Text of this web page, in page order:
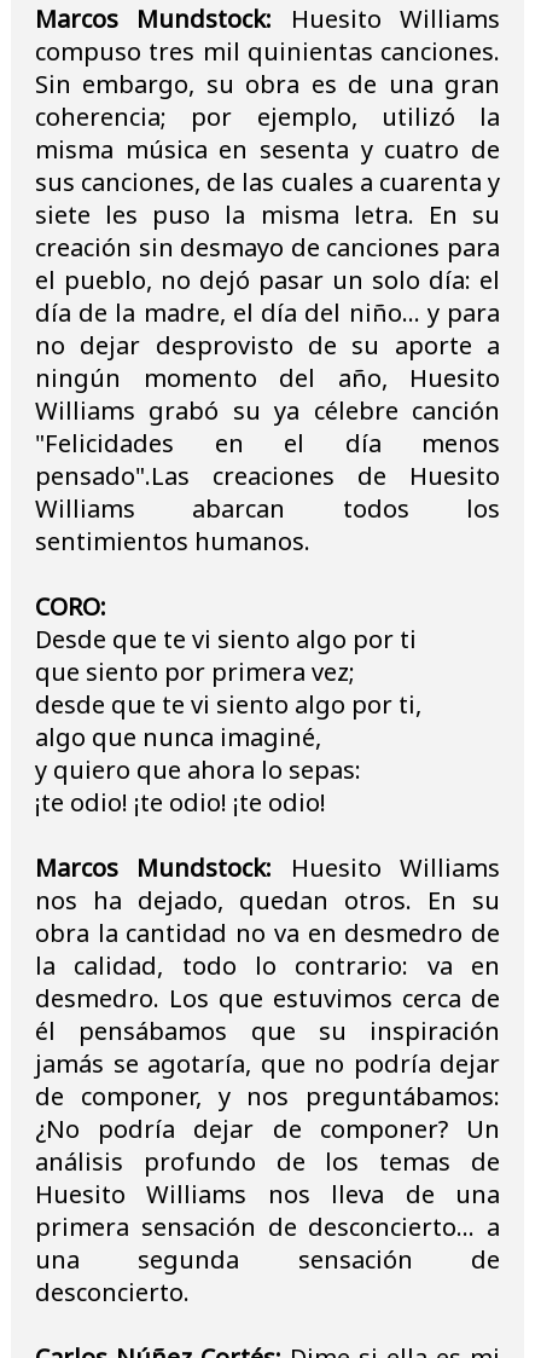
Marcos Mundstock: Huesito Williams
compuso tres mil quinientas canciones.
Sin embargo, su obra es de una gran
coherencia; por ejemplo, utilizó la
misma música en sesenta y cuatro de
sus canciones, de las cuales a cuarenta y
siete les puso la misma letra. En su
creación sin desmayo de canciones para
el pueblo, no dejó pasar un solo día: el
día de la madre, el día del niño... y para
no dejar desprovisto de su aporte a
ningún momento del año, Huesito
Williams grabó su ya célebre canción
"Felicidades en el día menos
pensado".Las creaciones de Huesito
Williams abarcan todos los
sentimientos humanos.
CORO:
Desde que te vi siento algo por ti
que siento por primera vez;
desde que te vi siento algo por ti,
algo que nunca imaginé,
y quiero que ahora lo sepas:
¡te odio! ¡te odio! ¡te odio!
Marcos Mundstock: Huesito Williams
nos ha dejado, quedan otros. En su
obra la cantidad no va en desmedro de
la calidad, todo lo contrario: va en
desmedro. Los que estuvimos cerca de
él pensábamos que su inspiración
jamás se agotaría, que no podría dejar
de componer, y nos preguntábamos:
¿No podría dejar de componer? Un
análisis profundo de los temas de
Huesito Williams nos lleva de una
primera sensación de desconcierto... a
una segunda sensación de
desconcierto.